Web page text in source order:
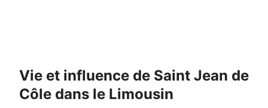
Vie et influence de Saint Jean de
Côle dans le Limousin